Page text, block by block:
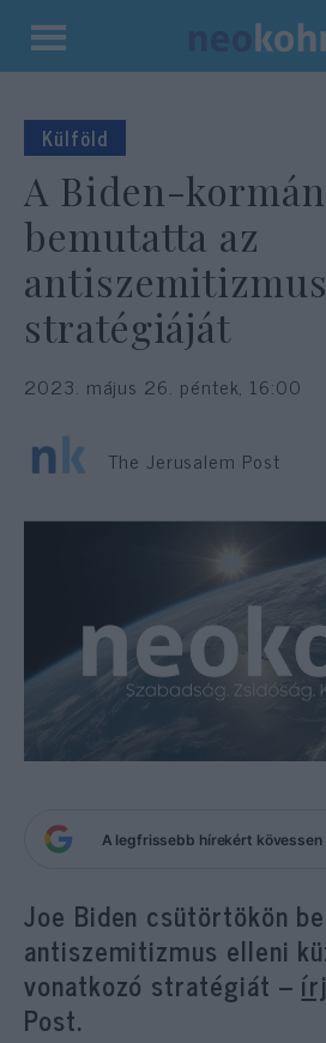
Kilépés
tartalomba
Külföld
A Biden-
bemutatta az
stratégiáját
2023. május 26. péntek, 16:00
The Jerusalem Post
A legfrissebb hírekért kövessen
Joe Biden csütörtökön
antiszemitizmus elleni
vonatkozó stratégiát –
Post.